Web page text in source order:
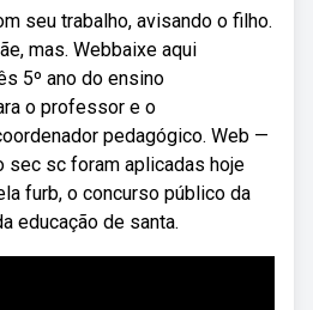
seu trabalho, avisando o filho.
mas. Webbaixe aqui
5º ano do ensino
o professor e o
pedagógico. Web —
sec sc foram aplicadas hoje
furb, o concurso público da
educação de santa.